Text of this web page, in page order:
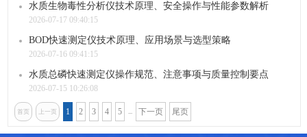
水质生物毒性分析仪技术原理、安全操作与性能参数解析
2026-07-17 09:40:15
BOD快速测定仪技术原理、应用场景与选型策略
2026-07-16 09:41:15
水质总磷快速测定仪操作规范、注意事项与质量控制要点
2026-07-15 10:26:08
首页 上一页 1 2 3 4 5 ... 下一页 尾页